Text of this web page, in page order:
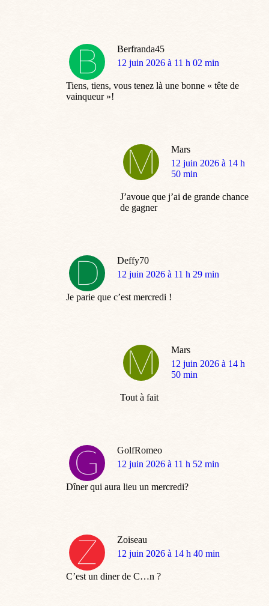
Berfranda45
dit
12 juin 2026 à 11 h 02 min
Tiens, tiens, vous tenez là une bonne « tête de
vainqueur »!
Mars
dit
:
12 juin 2026 à 14 h
50 min
J’avoue que j’ai de grande chance
de gagner
Deffy70
dit
12 juin 2026 à 11 h 29 min
Je parie que c’est mercredi !
Mars
dit
:
12 juin 2026 à 14 h
50 min
Tout à fait
GolfRomeo
dit
12 juin 2026 à 11 h 52 min
Dîner qui aura lieu un mercredi?
Zoiseau
dit
12 juin 2026 à 14 h 40 min
C’est un diner de C…n ?